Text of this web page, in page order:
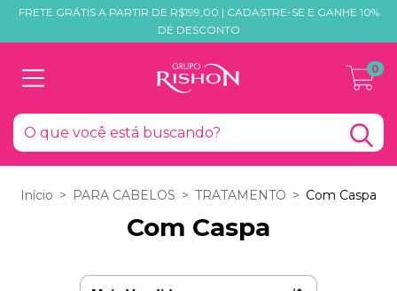
FRETE GRÁTIS A PARTIR DE R$199,00 | CADASTRE-SE E GANHE 10%
DE DESCONTO
0
Início > PARA CABELOS > TRATAMENTO > Com Caspa
Com Caspa